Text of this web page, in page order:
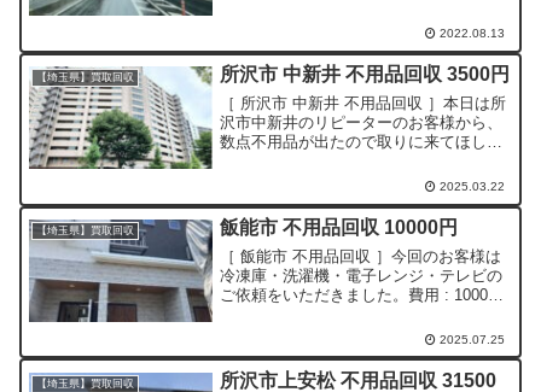
と追加で不用となる品を回収させていた
だきました。
2022.08.13
【埼玉県】買取回収 所沢市 中新井 不用品回収 3500円
［ 所沢市 中新井 不用品回収 ］本日は所
沢市中新井のリピーターのお客様から、
数点不用品が出たので取りに来てほしい
3500円（税込）作業時間 : 5分 （お話時
間20分）作業人数 : 2人（ 追加の人件...
2025.03.22
【埼玉県】買取回収 飯能市 不用品回収 10000円
［ 飯能市 不用品回収 ］今回のお客様は
冷凍庫・洗濯機・電子レンジ・テレビの
ご依頼をいただきました。費用 : 10000
この度はご依頼いただきありがとうござ
いました！
2025.07.25
【埼玉県】買取回収
所沢市上安松 不用品回収 31500